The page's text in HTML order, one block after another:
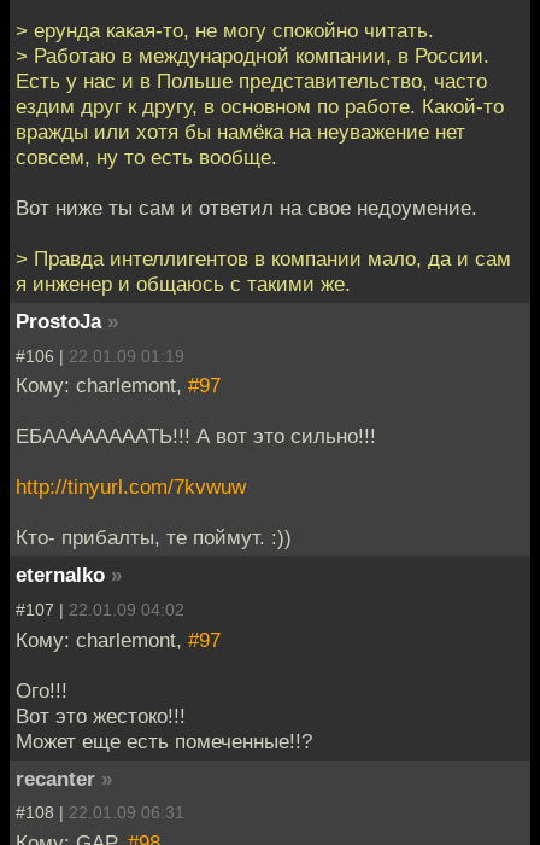
> ерунда какая-то, не могу спокойно читать.
> Работаю в международной компании, в России.
Есть у нас и в Польше представительство, часто
ездим друг к другу, в основном по работе. Какой-то
вражды или хотя бы намёка на неуважение нет
совсем, ну то есть вообще.
Вот ниже ты сам и ответил на свое недоумение.
> Правда интеллигентов в компании мало, да и сам
я инженер и общаюсь с такими же.
ProstoJa »
#106 | 22.01.09 01:19
Кому: charlemont, #97
ЕБААААААААТЬ!!! А вот это сильно!!!
http://tinyurl.com/7kvwuw
Кто- прибалты, те поймут. :))
eternalko »
#107 | 22.01.09 04:02
Кому: charlemont, #97
Ого!!!
Вот это жестоко!!!
Может еще есть помеченные!!?
recanter »
#108 | 22.01.09 06:31